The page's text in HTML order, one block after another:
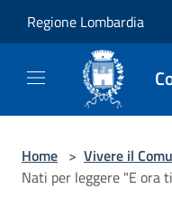
Regione Lombardia
Home > Vivere il
Nati per leggere "E ora